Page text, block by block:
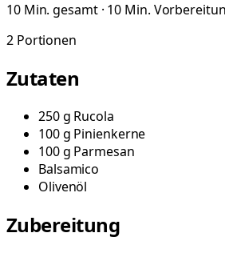
10 Min. gesamt · 10 Min.
2 Portionen
Zutaten
250g Rucola
100g Pinienkerne
100g Parmesan
Balsamico
Olivenöl
Zubereitung